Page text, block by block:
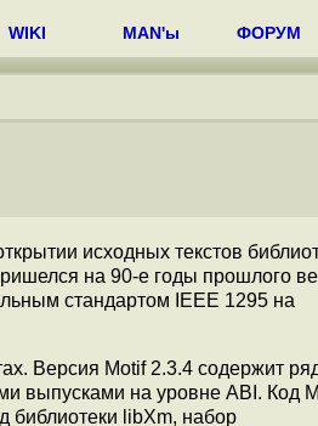
WIKI MAN'ы ФОРУМ
исходных текстов
на 90-е годы прошлого
стандартом IEEE 1295 на
Версия Motif 2.3.4 содержит
выпусками на уровне ABI. Код
библиотеки libXm, набор